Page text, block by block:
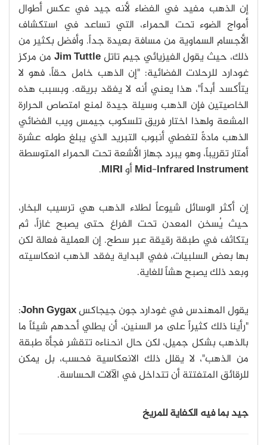
إن الذهب مفيد في الفضاء لأنه جيد في عكس أطوال
أمواج الضوء تحت الحمراء، التي تساعد في استكشاف
الأجسام السماوية من مسافة بعيدة جداً. وأفضل بكثير من
ذلك، حيث يقول الفيزيائي جيم تاتلJim Tuttle من مركز
غودارد للرحلات الفضائية: "إن الذهب خامل حقاً، فهو لا
يتأكسد أبداً"، هذا يعني أنه لا يفقد بريقه. وبسبب هذه
الخاصيتين فإن الذهب وسيلة جيدة لمنع امتصاص الحرارة
المشعة ولهذا اختار فريق تلسكوب جيمس ويب الفضائي
الذهب مادةً لتغطي أنبوب التبريد الذي يبلغ طوله عشرة
أمتار تقريباً، وهو يبرد جهاز الأشعة تحت الحمراء المتوسطة
Mid-Infrared Instrument أوMIRI
.
إن أكثر الوسائل شيوعاً لطلاء الذهب هي ترسيب البخار،
حيث يُسخن المعدن تحت الفراغ حتى يصبح غازاً، ثم
يتكاثف في طبقة رقيقة عبر سطح. إن العملية فعالة لكن
بها بعض السلبيات، ففي البداية يفقد الذهب انعكاسيته
وبعد ذلك يصبح هشاً للغاية.
يقول المهندس في غودارد جون جيجاكسJohn Gygax
:
"رأينا ذلك كثيراً على مر السنين، أن يطلي أحدهم شيئاً ما
بالذهب بشكل جميل، لكن حال انحناءه تتقشر فجأة طبقة
من الذهب"، لا يقلل ذلك الانعكاسية فحسب، بل يمكن
للرقائق المتفتتة أن تتداخل في الآلات الحساسة.
جيد بما فيه الكفاية للمريخ